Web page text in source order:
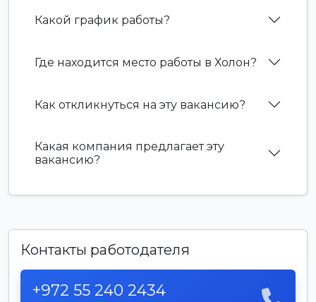
Какой график работы?
Где находится место работы в Холон?
Как откликнуться на эту вакансию?
Какая компания предлагает эту
вакансию?
Контакты работодателя
+972 55 240 2434